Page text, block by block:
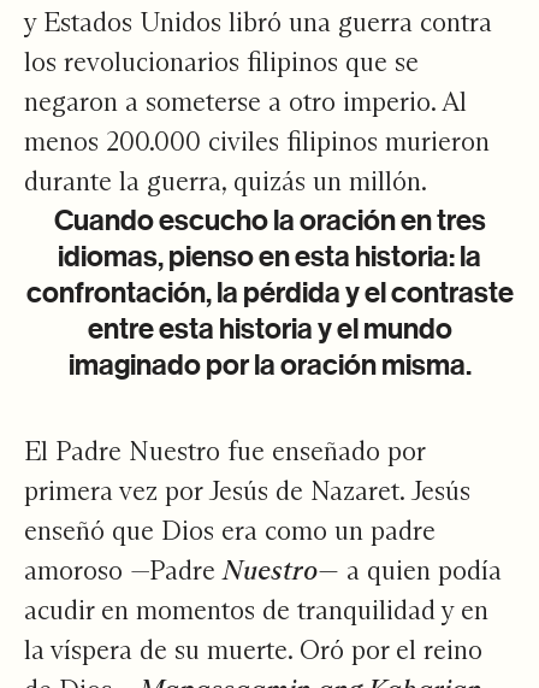
y Estados Unidos libró una guerra contra
los revolucionarios filipinos que se
negaron a someterse a otro imperio. Al
menos 200.000 civiles filipinos murieron
durante la guerra, quizás un millón.
Cuando escucho la oración en tres
idiomas, pienso en esta historia: la
confrontación, la pérdida y el contraste
entre esta historia y el mundo
imaginado por la oración misma.
El Padre Nuestro fue enseñado por
primera vez por Jesús de Nazaret. Jesús
enseñó que Dios era como un padre
amoroso —PadreNuestro— a quien podía
acudir en momentos de tranquilidad y en
la víspera de su muerte. Oró por el reino